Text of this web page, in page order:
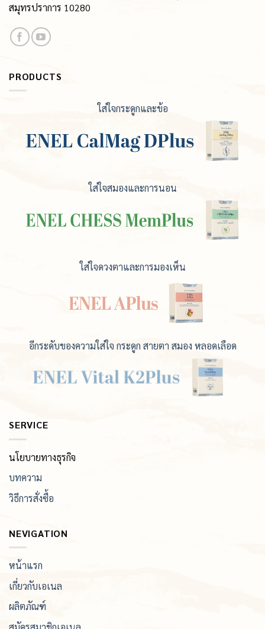
สมุทรปราการ 10280
PRODUCTS
ใส่ใจกระดูกและข้อ
ใส่ใจสมองและการนอน
ใส่ใจดวงตาและการมองเห็น
อีกระดับของความใส่ใจ กระดูก สายตา สมอง หลอดเลือด
SERVICE
นโยบายทางธุรกิจ
บทความ
วิธีการสั่งซื้อ
NEVIGATION
หน้าแรก
เกี่ยวกับเอเนล
ผลิตภัณฑ์